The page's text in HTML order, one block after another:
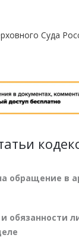
Суда
обращение в
обязанности